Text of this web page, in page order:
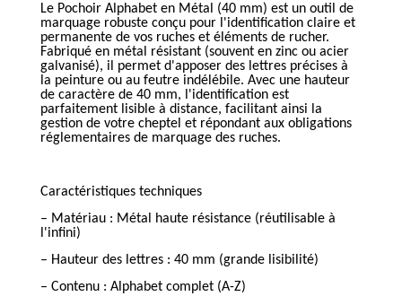
Le Pochoir Alphabet en Métal (40 mm) est un outil de
marquage robuste conçu pour l'identification claire et
permanente de vos ruches et éléments de rucher.
Fabriqué en métal résistant (souvent en zinc ou acier
galvanisé), il permet d'apposer des lettres précises à
la peinture ou au feutre indélébile. Avec une hauteur
de caractère de 40 mm, l'identification est
parfaitement lisible à distance, facilitant ainsi la
gestion de votre cheptel et répondant aux obligations
réglementaires de marquage des ruches.
Caractéristiques techniques
– Matériau : Métal haute résistance (réutilisable à
l'infini)
– Hauteur des lettres : 40 mm (grande lisibilité)
– Contenu : Alphabet complet (A-Z)